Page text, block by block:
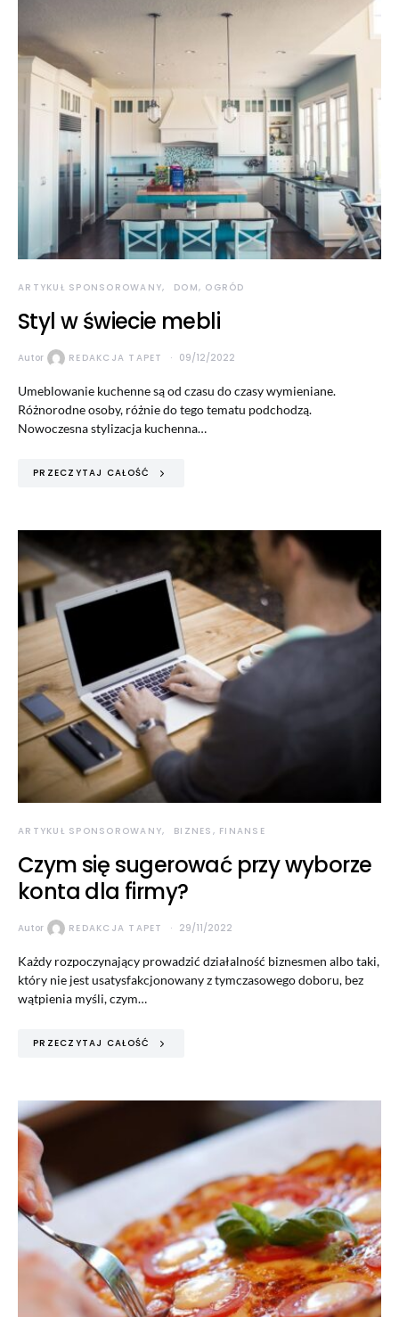
ARTYKUŁ SPONSOROWANY DOM, OGRÓD
Styl w świecie mebli
Autor REDAKCJA TAPET 09/12/2022
Umeblowanie kuchenne są od czasu do czasy wymieniane.
Różnorodne osoby, różnie do tego tematu podchodzą.
Nowoczesna stylizacja kuchenna…
PRZECZYTAJ CAŁOŚĆ
ARTYKUŁ SPONSOROWANY BIZNES, FINANSE
Czym się sugerować przy wyborze
konta dla firmy?
Autor REDAKCJA TAPET 29/11/2022
Każdy rozpoczynający prowadzić działalność biznesmen albo taki,
który nie jest usatysfakcjonowany z tymczasowego doboru, bez
wątpienia myśli, czym…
PRZECZYTAJ CAŁOŚĆ